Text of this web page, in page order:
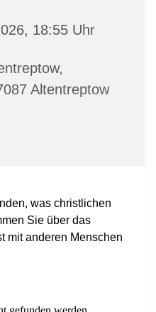
18:55 Uhr
Altentreptow
was christlichen
Sie über das
mit anderen Menschen